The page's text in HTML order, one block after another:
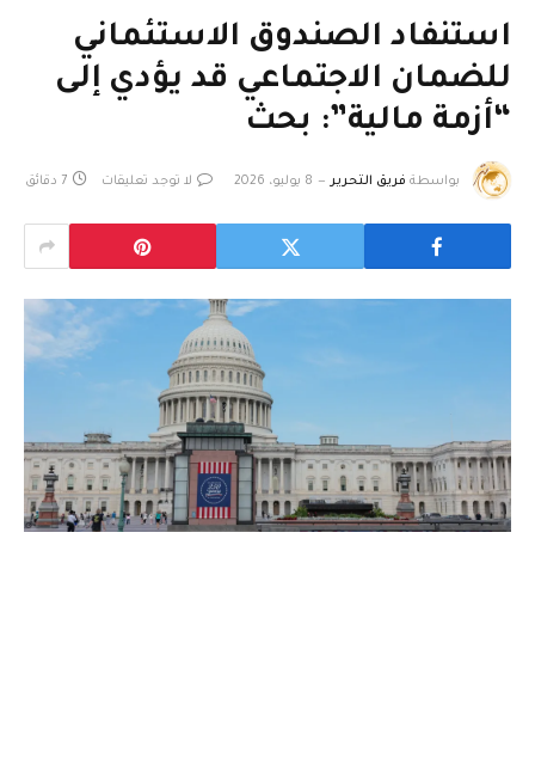
استنفاد الصندوق الاستئماني
للضمان الاجتماعي قد يؤدي إلى
“أزمة مالية”: بحث
بواسطة فريق التحرير 8 يوليو، 2026 لا توجد تعليقات 7 دقائق